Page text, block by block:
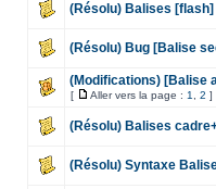
(Résolu) Balises [flash]
(Résolu) Bug [Balise
(Modifications) [Balise
[ Aller vers la page : 1 2 ]
(Résolu) Balises
(Résolu) Syntaxe